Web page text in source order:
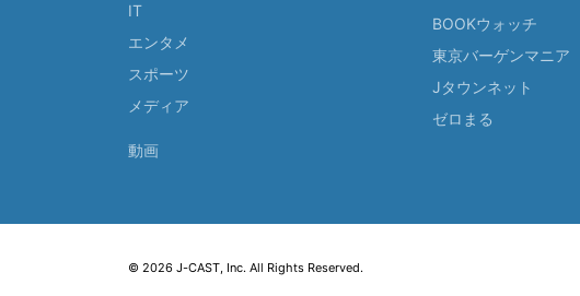
IT
エンタメ
スポーツ
メディア
動画
BOOKウォッチ
東京バーゲンマニア
Jタウンネット
ゼロまる
© 2026 J-CAST, Inc. All Rights Reserved.